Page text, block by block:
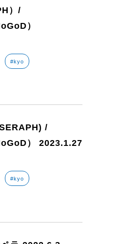
）/
）
#kyo
/
） 2023.1.27
#kyo